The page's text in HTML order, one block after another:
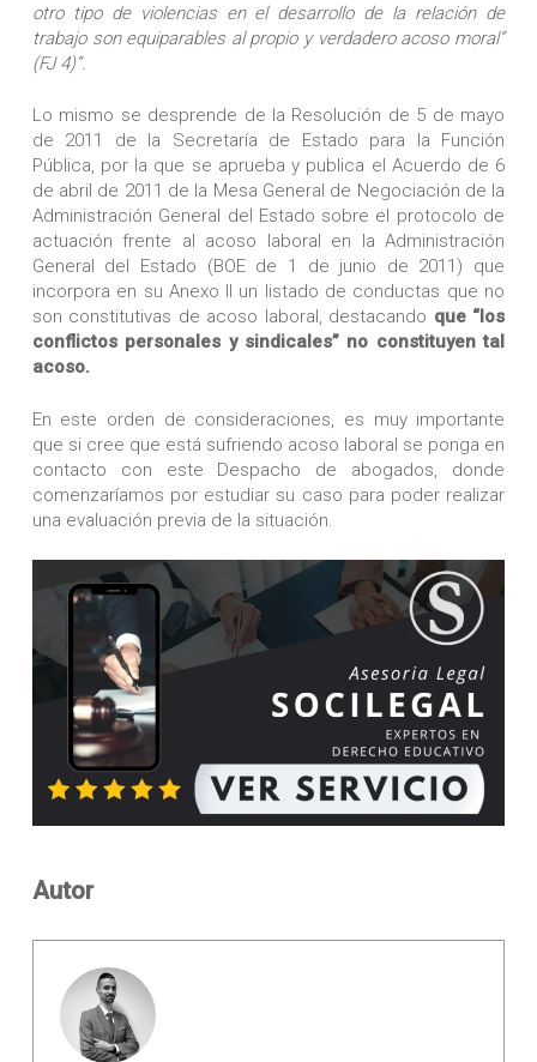
otro tipo de violencias en el desarrollo de la relación de
trabajo son equiparables al propio y verdadero acoso moral”
(FJ 4)”.
Lo mismo se desprende de la Resolución de 5 de mayo
de 2011 de la Secretaría de Estado para la Función
Pública, por la que se aprueba y publica el Acuerdo de 6
de abril de 2011 de la Mesa General de Negociación de la
Administración General del Estado sobre el protocolo de
actuación frente al acoso laboral en la Administración
General del Estado (BOE de 1 de junio de 2011) que
incorpora en su Anexo II un listado de conductas que no
son constitutivas de acoso laboral, destacando que “los
conflictos personales y sindicales” no constituyen tal
acoso.
En este orden de consideraciones, es muy importante
que si cree que está sufriendo acoso laboral se ponga en
contacto con este Despacho de abogados, donde
comenzaríamos por estudiar su caso para poder realizar
una evaluación previa de la situación.
Autor